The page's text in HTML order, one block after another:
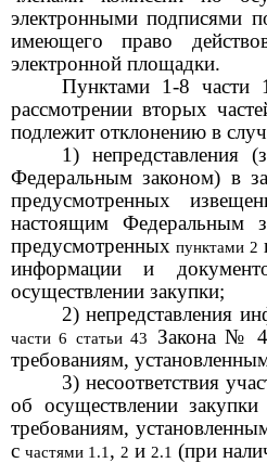
электронными подписями
имеющего право
электронной площадки.
Пунктами 1-8 части
рассмотрении вторых
подлежит отклонению в
1) непредставления
Федеральным законом) в
предусмотренных
настоящим Федеральным
предусмотренныхпунктами 2
информации и
осуществлении закупки;
2) непредставления
части 6 статьи 43 Закона№
требованиям,
3) несоответствия
об осуществлении закупки
требованиям,
с частями 1.1 , 2 и 2.1 (при